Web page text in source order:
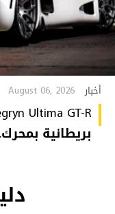
أخبار August 06, 2026
بريطانية